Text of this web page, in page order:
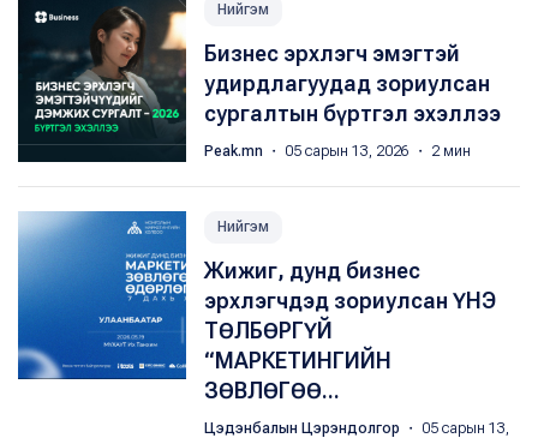
Нийгэм
Бизнес эрхлэгч эмэгтэй
удирдлагуудад зориулсан
сургалтын бүртгэл эхэллээ
Peak.mn ・ 05 сарын 13, 2026 ・ 2 мин
Нийгэм
Жижиг, дунд бизнес
эрхлэгчдэд зориулсан ҮНЭ
ТӨЛБӨРГҮЙ
“МАРКЕТИНГИЙН
ЗӨВЛӨГӨӨ...
Цэдэнбалын Цэрэндолгор
・ 05 сарын 13,